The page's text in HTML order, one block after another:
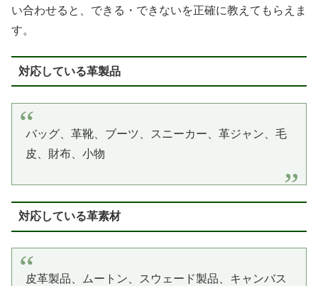
い合わせると、できる・できないを正確に教えてもらえま
す。
対応している革製品
バッグ、革靴、ブーツ、スニーカー、革ジャン、毛
皮、財布、小物
対応している革素材
皮革製品、ムートン、スウェード製品、キャンバス